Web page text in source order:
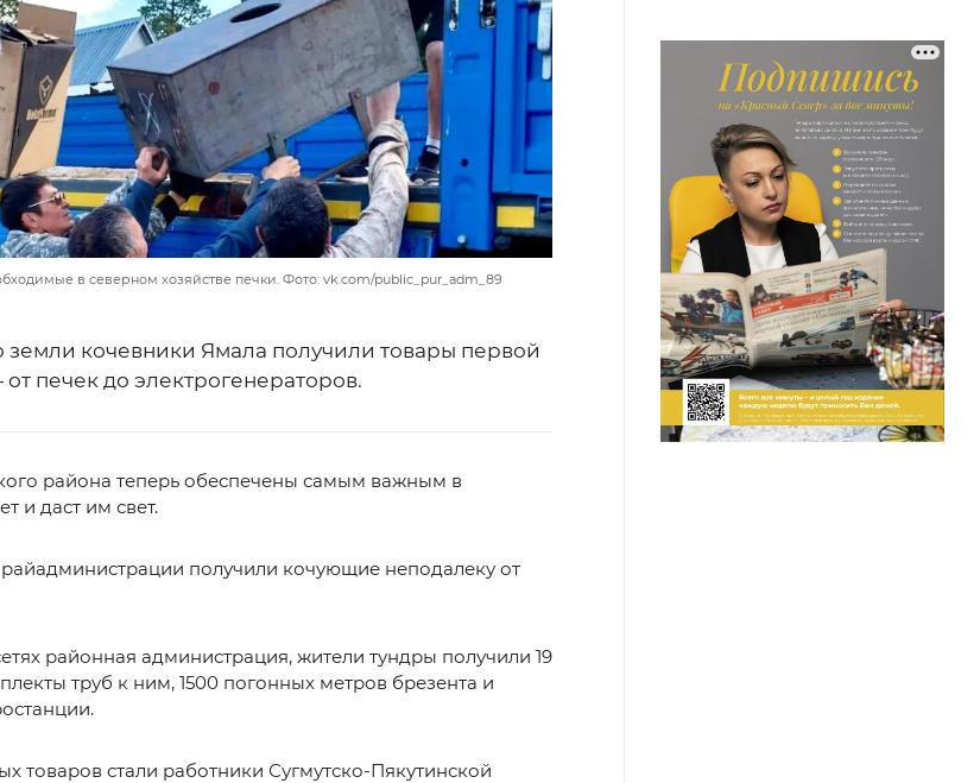
в северном хозяйстве печки. Фото: vk.com/public_pur_adm_89
кочевники Ямала получили товары первой
печек до электрогенераторов.
района теперь обеспечены самым важным в
и даст им свет.
получили кочующие неподалеку от
районная администрация, жители тундры получили 19
труб к ним, 1500 погонных метров брезента и
товаров стали работники Сугмутско-Пякутинской